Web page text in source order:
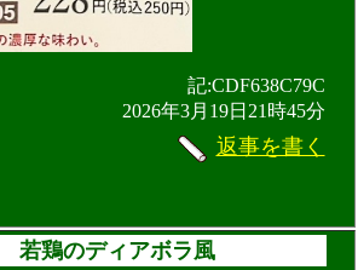
記:CDF638C79C
2026年3月19日21時45分
返事を書く
若鶏のディアボラ風